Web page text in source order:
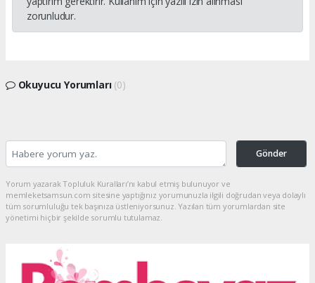
zorunludur.
Okuyucu Yorumları (0)
Gönder
Yorum yazarak Topluluk Kuralları’nı kabul etmiş bulunuyor ve
memleketsamsun.com sitesine yaptığınız yorumunuzla ilgili doğrudan veya dolaylı
tüm sorumluluğu tek başınıza üstleniyorsunuz. Yazılan tüm yorumlardan site
yönetimi hiçbir şekilde sorumlu tutulamaz.